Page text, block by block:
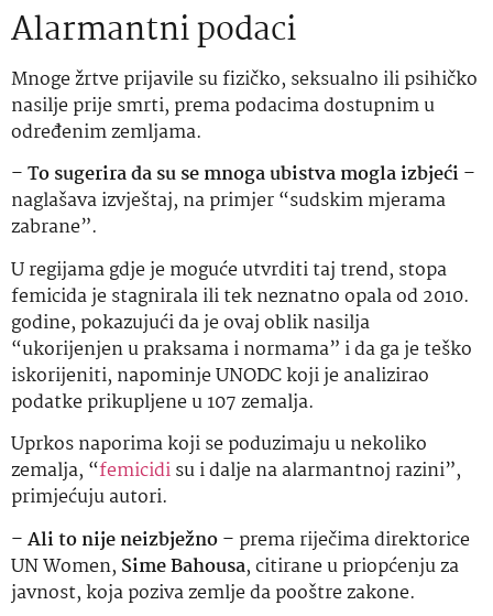
Alarmantni podaci
Mnoge žrtve prijavile su fizičko, seksualno ili psihičko
nasilje prije smrti, prema podacima dostupnim u
određenim zemljama.
–To sugerira da su se mnoga ubistva mogla izbjeći–
naglašava izvještaj, na primjer “sudskim mjerama
zabrane”.
U regijama gdje je moguće utvrditi taj trend, stopa
femicida je stagnirala ili tek neznatno opala od 2010.
godine, pokazujući da je ovaj oblik nasilja
“ukorijenjen u praksama i normama” i da ga je teško
iskorijeniti, napominje UNODC koji je analizirao
podatke prikupljene u 107 zemalja.
Uprkos naporima koji se poduzimaju u nekoliko
zemalja, “femicidisu i dalje na alarmantnoj razini”,
primjećuju autori.
–Ali to nije neizbježno– prema riječima direktorice
UN Women, Sime Bahousa, citirane u priopćenju za
javnost, koja poziva zemlje da pooštre zakone.